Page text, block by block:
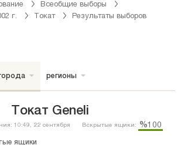
Всеобщие выборы
г.
Токат Результаты выборов
регионы
Токат Geneli
10:49, 22 сентября Вскрытые ящики: %100
ящики